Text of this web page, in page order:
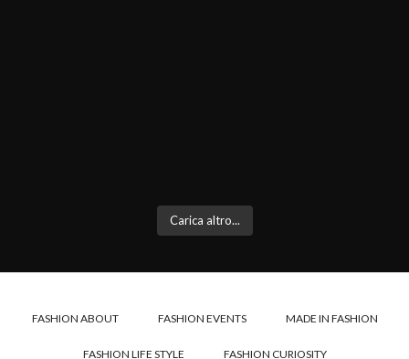
Carica altro...
FASHION ABOUT FASHION EVENTS MADE IN FASHION
FASHION LIFE STYLE FASHION CURIOSITY